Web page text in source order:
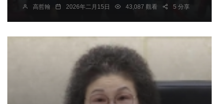
高哲翰 2026年二月15日 43,087 觀看 5 分享